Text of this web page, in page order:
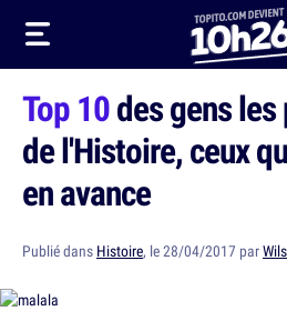
Top 10des gens
de l'Histoire, ceux
en avance
Publié dans Histoire, le 28/04/2017 par